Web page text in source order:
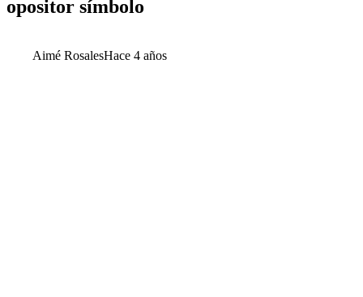
opositor símbolo
Aimé RosalesHace 4 años